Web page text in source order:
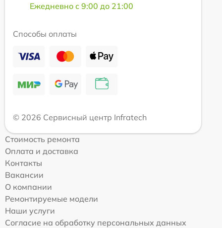
Ежедневно с 9:00 до 21:00
Способы оплаты
© 2026 Сервисный центр Infratech
Стоимость ремонта
Оплата и доставка
Контакты
Вакансии
О компании
Ремонтируемые модели
Наши услуги
Согласие на обработку персональных данных